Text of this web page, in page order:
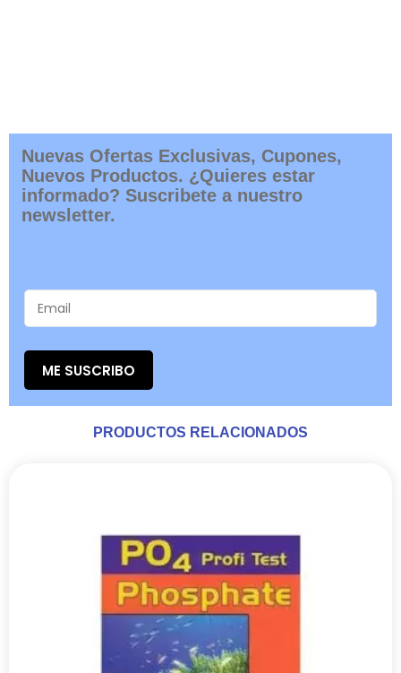
Nuevas Ofertas Exclusivas, Cupones,
Nuevos Productos. ¿Quieres estar
informado? Suscribete a nuestro
newsletter.
ME SUSCRIBO
PRODUCTOS RELACIONADOS